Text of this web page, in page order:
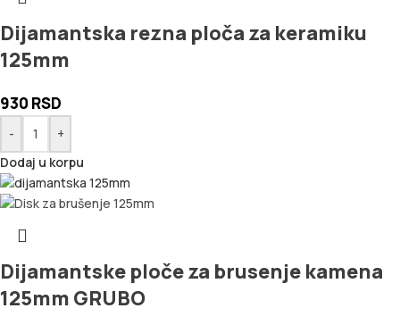
Dijamantska rezna ploča za keramiku
125mm
930 RSD
-
+
Dodaj u korpu
Dijamantske ploče za brusenje kamena
125mm GRUBO